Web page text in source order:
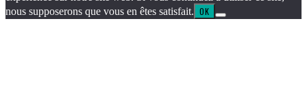
nous supposerons que vous en êtes satisfait. OK